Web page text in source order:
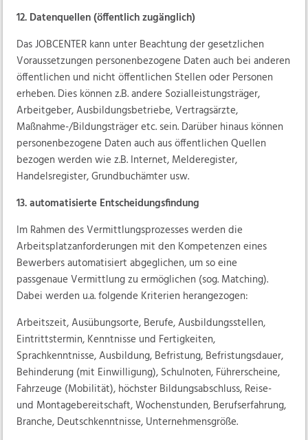
12. Datenquellen (öffentlich zugänglich)
Das JOBCENTER kann unter Beachtung der gesetzlichen
Voraussetzungen personenbezogene Daten auch bei anderen
öffentlichen und nicht öffentlichen Stellen oder Personen
erheben. Dies können z.B. andere Sozialleistungsträger,
Arbeitgeber, Ausbildungsbetriebe, Vertragsärzte,
Maßnahme-/Bildungsträger etc. sein. Darüber hinaus können
personenbezogene Daten auch aus öffentlichen Quellen
bezogen werden wie z.B. Internet, Melderegister,
Handelsregister, Grundbuchämter usw.
13. automatisierte Entscheidungsfindung
Im Rahmen des Vermittlungsprozesses werden die
Arbeitsplatzanforderungen mit den Kompetenzen eines
Bewerbers automatisiert abgeglichen, um so eine
passgenaue Vermittlung zu ermöglichen (sog. Matching).
Dabei werden u.a. folgende Kriterien herangezogen:
Arbeitszeit, Ausübungsorte, Berufe, Ausbildungsstellen,
Eintrittstermin, Kenntnisse und Fertigkeiten,
Sprachkenntnisse, Ausbildung, Befristung, Befristungsdauer,
Behinderung (mit Einwilligung), Schulnoten, Führerscheine,
Fahrzeuge (Mobilität), höchster Bildungsabschluss, Reise-
und Montagebereitschaft, Wochenstunden, Berufserfahrung,
Branche, Deutschkenntnisse, Unternehmensgröße.